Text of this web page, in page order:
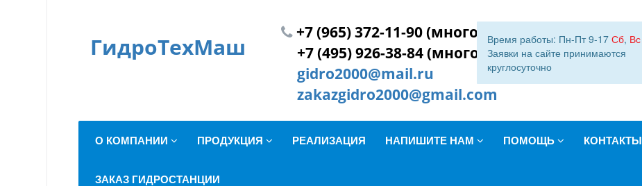
ГидроТехМаш
+7 (965) 372-11-90 (многокан.)
+7 (495) 926-38-84 (многокан.)
gidro2000@mail.ru
zakazgidro2000@gmail.com
Время работы: Пн-Пт 9-17 Сб, Вс
Заявки на сайте принимаются
круглосуточно
О КОМПАНИИ ПРОДУКЦИЯ РЕАЛИЗАЦИЯ НАПИШИТЕ НАМ ПОМОЩЬ КОНТАКТЫ
ЗАКАЗ ГИДРОСТАНЦИИ